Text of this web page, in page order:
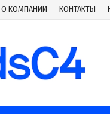
О КОМПАНИИ КОНТАКТЫ